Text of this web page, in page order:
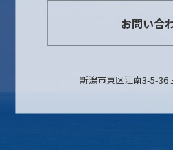
お問い合
新潟市東区江南3-5-36